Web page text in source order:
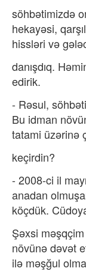
söhbətimizdə
hekayəsi,
hissləri və
danışdıq.
edirik.
- Rəsul,
Bu idman
tatami üzərinə
keçirdin?
- 2008-ci il
anadan
köçdük.
Şəxsi
növünə dəvət
ilə məşğul